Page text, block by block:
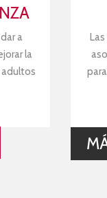
a
la